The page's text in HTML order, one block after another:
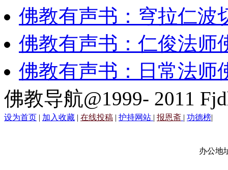
佛教有声书：穹拉仁波
佛教有声书：仁俊法师
佛教有声书：日常法师
佛教导航@1999- 2011
设为首页 | 加入收藏 | 在线投稿 | 护持网站 | 报恩斋 | 功德榜|
办公地